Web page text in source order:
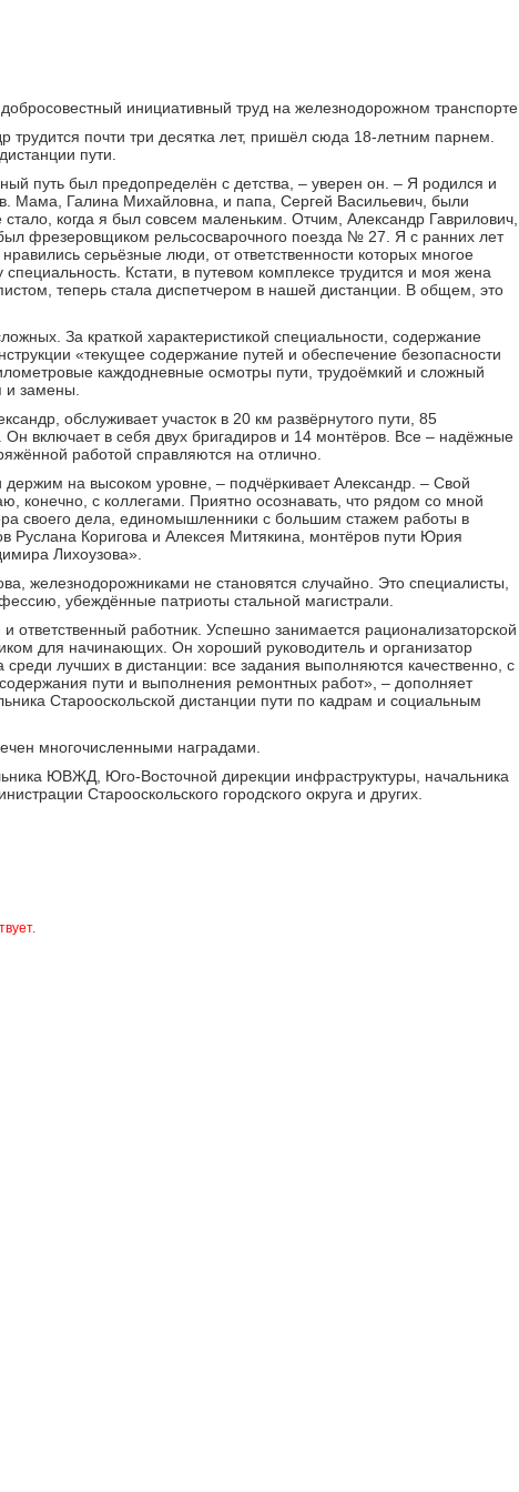
инициативный труд на железнодорожном транспорте.
трудится почти три десятка лет, пришёл сюда 18-летним парнем.
пути.
путь был предопределён с детства, – уверен он. – Я родился и
Мама, Галина Михайловна, и папа, Сергей Васильевич, были
когда я был совсем маленьким. Отчим, Александр Гаврилович,
фрезеровщиком рельсосварочного поезда № 27. Я с ранних лет
серьёзные люди, от ответственности которых многое
Кстати, в путевом комплексе трудится и моя жена
теперь стала диспетчером в нашей дистанции. В общем, это
За краткой характеристикой специальности, содержание
«текущее содержание путей и обеспечение безопасности
каждодневные осмотры пути, трудоёмкий и сложный
и замены.
обслуживает участок в 20 км развёрнутого пути, 85
Он включает в себя двух бригадиров и 14 монтёров. Все – надёжные
работой справляются на отлично.
держим на высоком уровне, – подчёркивает Александр. – Свой
конечно, с коллегами. Приятно осознавать, что рядом со мной
своего дела, единомышленники с большим стажем работы в
Руслана Коригова и Алексея Митякина, монтёров пути Юрия
Лихоузова».
железнодорожниками не становятся случайно. Это специалисты,
убеждённые патриоты стальной магистрали.
ответственный работник. Успешно занимается рационализаторской
для начинающих. Он хороший руководитель и организатор
среди лучших в дистанции: все задания выполняются качественно, с
пути и выполнения ремонтных работ», – дополняет
Старооскольской дистанции пути по кадрам и социальным
многочисленными наградами.
ЮВЖД, Юго-Восточной дирекции инфраструктуры, начальника
Старооскольского городского округа и других.